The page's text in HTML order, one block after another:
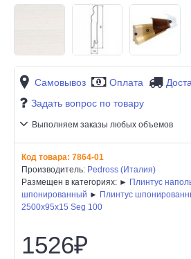
Самовывоз Оплата
Задать вопрос по товару
Выполняем заказы любых объемов
Код товара: 7864-01
Производитель: Pedross (Италия)
Размещен в категориях: ► Плинтус
шпонированный ► Плинтус
2500х95х15 Seg 100
1526₽